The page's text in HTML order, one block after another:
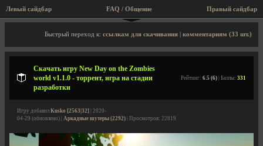
Левый сайдбар FAQ / Общение
Описание игры, торрент, скриншоты, видео
Быстрый переход к: ссылкам для скачивания комментариям (33 шт.)
Скачать игру New Day on the Zombies
world v1.1.0 - торрент, игра на стадии
разработки
Рейтинг: 6.5 (6) | Баллы: 331
Игру добавил Kusko [2563|32] | 2020-
04-29 (обновлено) | Аркадные шутеры (2292) | Просмотров: 22819